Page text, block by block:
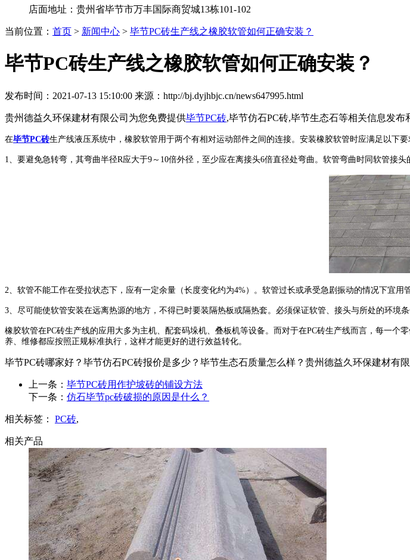
店面地址：贵州省毕节市万丰国际商贸城13栋101-102
当前位置： 首页 > 新闻中心 > 毕节PC砖生产线之橡胶软管如何正确安装？
毕节PC砖生产线之橡胶软管如何正确安装？
发布时间：2021-07-13 15:10:00 来源：http://bj.dyjhbjc.cn/news647995.html
贵州德益久环保建材有限公司为您免费提供毕节PC砖,毕节仿石PC砖,毕节生态石等相关信息发布
在毕节PC砖生产线液压系统中，橡胶软管用于两个有相对运动部件之间的连接。安装橡胶软管时应满足以下要
1、要避免急转弯，其弯曲半径R应大于9～10倍外径，至少应在离接头6倍直径处弯曲。软管弯曲时同软管接
2、软管不能工作在受拉状态下，应有一定余量（长度变化约为4%）。软管过长或承受急剧振动的情况下宜
3、尽可能使软管安装在远离热源的地方，不得已时要装隔热板或隔热套。必须保证软管、接头与所处的环境条
橡胶软管在PC砖生产线的应用大多为主机、配套码垛机、叠板机等设备。而对于在PC砖生产线而言，每一
养、维修都应按照正规标准执行，这样才能更好的进行效益转化。
毕节PC砖哪家好？毕节仿石PC砖报价是多少？毕节生态石质量怎么样？贵州德益久环保建材有
上一条： 毕节PC砖用作护坡砖的铺设方法
下一条： 仿石毕节pc砖破损的原因是什么？
相关标签： PC砖,
相关产品